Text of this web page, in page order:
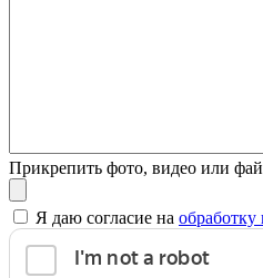
Прикрепить фото, видео или
Я даю согласие на